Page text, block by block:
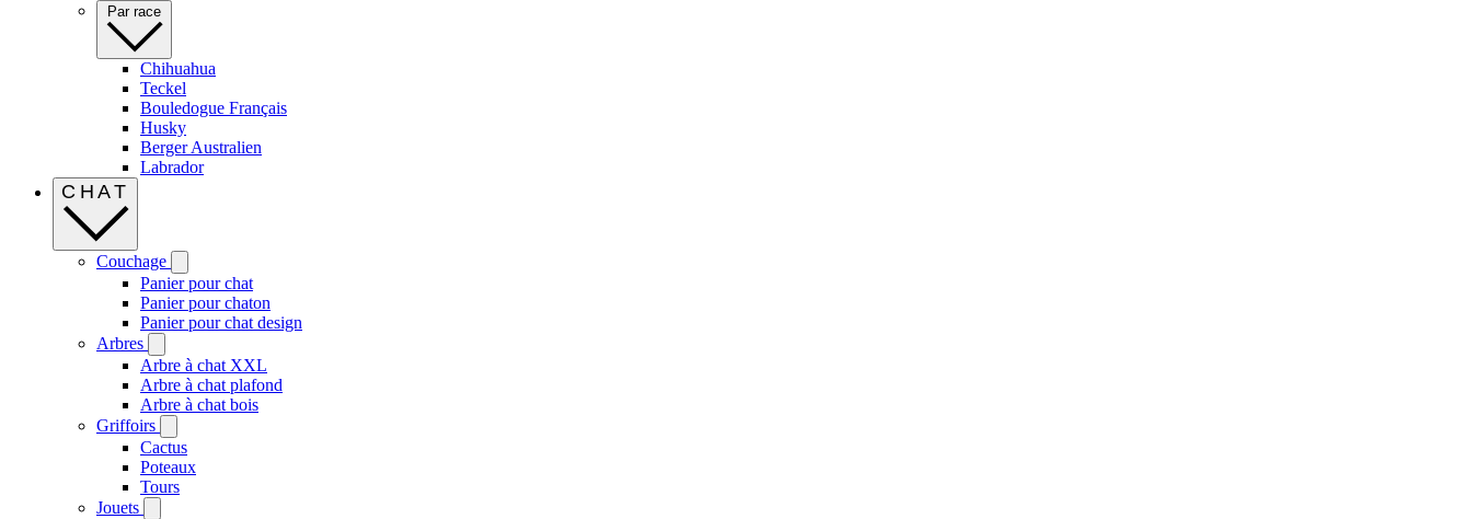
Par race
Chihuahua
Teckel
Bouledogue Français
Husky
Berger Australien
Labrador
CHAT
Couchage
Panier pour chat
Panier pour chaton
Panier pour chat design
Arbres
Arbre à chat XXL
Arbre à chat plafond
Arbre à chat bois
Griffoirs
Cactus
Poteaux
Tours
Jouets